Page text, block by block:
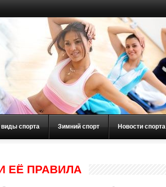
виды спорта Зимний спорт Новости спорта
ЕЁ ПРАВИЛА